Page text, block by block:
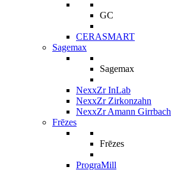
GC
CERASMART
Sagemax
Sagemax
NexxZr InLab
NexxZr Zirkonzahn
NexxZr Amann Girrbach
Frēzes
Frēzes
PrograMill